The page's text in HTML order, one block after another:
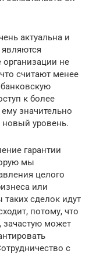
актуальна и
не
считают менее
к более
значительно
новый уровень.
гарантии
мы
целого
или
сделок идут
потому, что
зачастую может
с